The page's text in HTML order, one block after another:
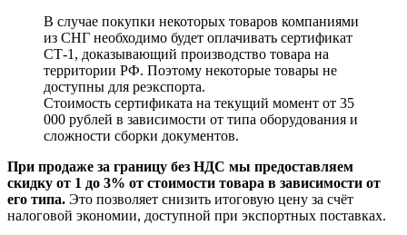
В случае покупки некоторых товаров компаниями
из СНГ необходимо будет оплачивать сертификат
СТ-1, доказывающий производство товара на
территории РФ. Поэтому некоторые товары не
доступны для реэкспорта.
Стоимость сертификата на текущий момент от 35
000 рублей в зависимости от типа оборудования и
сложности сборки документов.
При продаже за границу без НДС мы предоставляем
скидку от 1 до 3% от стоимости товара в зависимости от
его типа. Это позволяет снизить итоговую цену за счёт
налоговой экономии, доступной при экспортных поставках.